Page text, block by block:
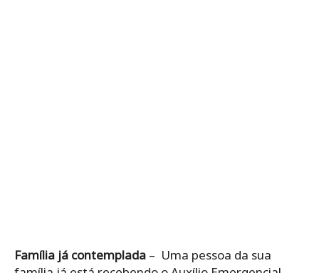
Família já contemplada – Uma pessoa da sua